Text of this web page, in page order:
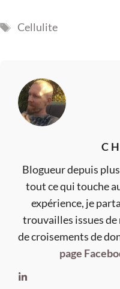
Étiquettes
Cellulite
Blogueur depuis
tout ce qui touche
expérience, je
trouvailles issues de
de croisements de
page